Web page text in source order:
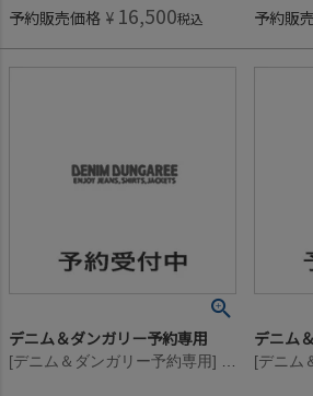
予約販売価格 ¥ 16,500税込 予約販
デニム＆ダンガリー予約専用 デニム